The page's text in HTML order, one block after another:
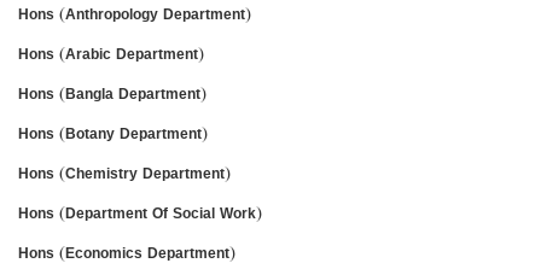
Hons (Anthropology Department)
Hons (Arabic Department)
Hons (Bangla Department)
Hons (Botany Department)
Hons (Chemistry Department)
Hons (Department Of Social Work)
Hons (Economics Department)